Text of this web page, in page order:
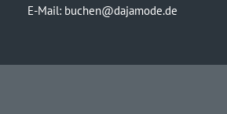
E-Mail: buchen@dajamode.de